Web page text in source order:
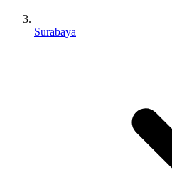
Surabaya